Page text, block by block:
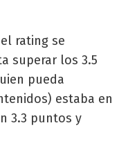
rating se
superar los 3.5
pueda
estaba en
3.3 puntos y